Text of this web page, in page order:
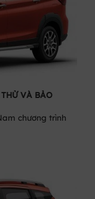
VÀ BẢO
chương trình